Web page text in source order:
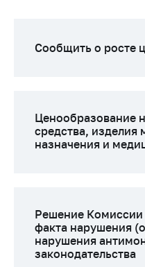
Сообщить о росте
Ценообразование
средства, изделия
назначения и
Решение Комиссии
факта нарушения
нарушения
законодательства